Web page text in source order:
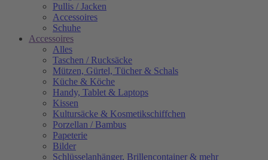
Pullis / Jacken
Accessoires
Schuhe
Accessoires
Alles
Taschen / Rucksäcke
Mützen, Gürtel, Tücher & Schals
Küche & Köche
Handy, Tablet & Laptops
Kissen
Kultursäcke & Kosmetikschiffchen
Porzellan / Bambus
Papeterie
Bilder
Schlüsselanhänger, Brillencontainer & mehr